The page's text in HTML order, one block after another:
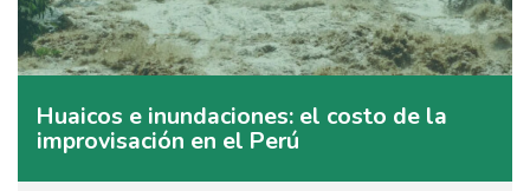
Huaicos e inundaciones: el costo de la
improvisación en el Perú